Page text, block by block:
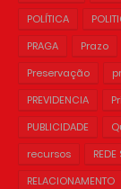
POLÍTICA
PRAGA
Prazo
Preservação
PREVIDENCIA
PUBLICIDADE
recursos
RELACIONAMENTO